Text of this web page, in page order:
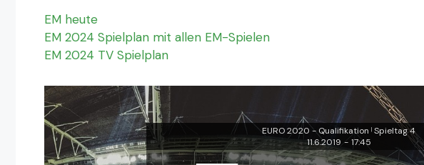
EM heute
EM 2024 Spielplan mit allen EM-Spielen
EM 2024 TV Spielplan
EURO 2020 - Qualifikation | Spieltag 4
11.6.2019 - 17:45